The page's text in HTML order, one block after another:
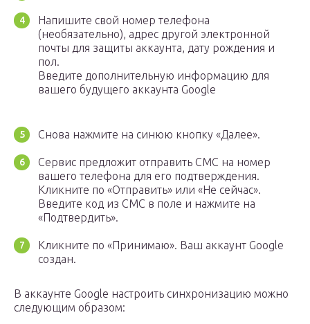
Напишите свой номер телефона
(необязательно), адрес другой электронной
почты для защиты аккаунта, дату рождения и
пол.
Введите дополнительную информацию для
вашего будущего аккаунта Google
Снова нажмите на синюю кнопку «Далее».
Сервис предложит отправить СМС на номер
вашего телефона для его подтверждения.
Кликните по «Отправить» или «Не сейчас».
Введите код из СМС в поле и нажмите на
«Подтвердить».
Кликните по «Принимаю». Ваш аккаунт Google
создан.
В аккаунте Google настроить синхронизацию можно
следующим образом: